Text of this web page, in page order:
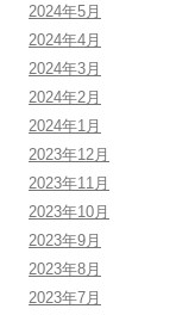
2024年5月
2024年4月
2024年3月
2024年2月
2024年1月
2023年12月
2023年11月
2023年10月
2023年9月
2023年8月
2023年7月